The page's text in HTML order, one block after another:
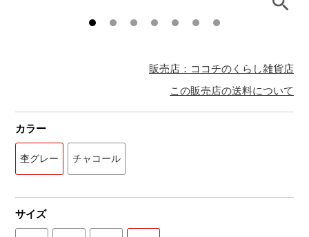
販売店：ココチのくらし雑貨店
この販売店の送料について
カラー
杢グレー チャコール
サイズ